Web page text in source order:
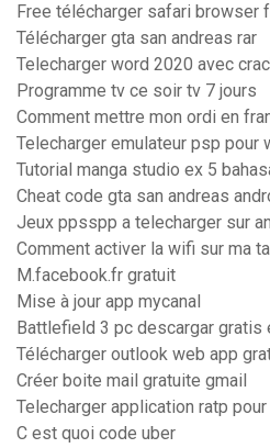
Free télécharger safari browser
Télécharger gta san andreas rar
Telecharger word 2020 avec
Programme tv ce soir tv 7 jours
Comment mettre mon ordi en
Telecharger emulateur psp pour
Tutorial manga studio ex 5
Cheat code gta san andreas
Jeux ppsspp a telecharger sur
Comment activer la wifi sur ma
M.facebook.fr gratuit
Mise à jour app mycanal
Battlefield 3 pc descargar gratis
Télécharger outlook web app
Créer boite mail gratuite gmail
Telecharger application ratp pour
C est quoi code uber